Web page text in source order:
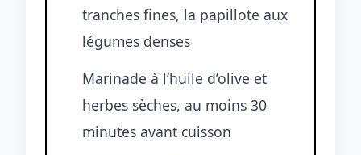
tranches fines, la papillote aux
légumes denses
Marinade à l’huile d’olive et
herbes sèches, au moins 30
minutes avant cuisson